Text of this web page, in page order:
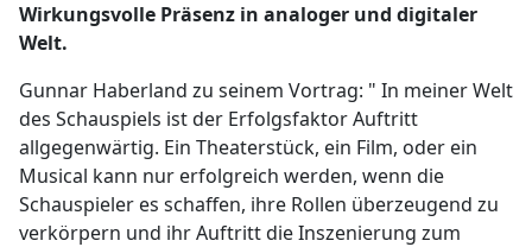
Wirkungsvolle Präsenz in analoger und digitaler
Welt.
Gunnar Haberland zu seinem Vortrag: " In meiner Welt
des Schauspiels ist der Erfolgsfaktor Auftritt
allgegenwärtig. Ein Theaterstück, ein Film, oder ein
Musical kann nur erfolgreich werden, wenn die
Schauspieler es schaffen, ihre Rollen überzeugend zu
verkörpern und ihr Auftritt die Inszenierung zum